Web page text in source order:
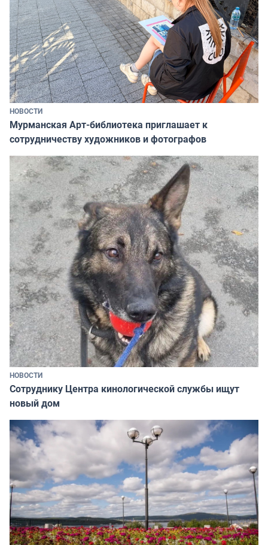
НОВОСТИ
Мурманская Арт-библиотека приглашает к
сотрудничеству художников и фотографов
НОВОСТИ
Сотруднику Центра кинологической службы ищут
новый дом